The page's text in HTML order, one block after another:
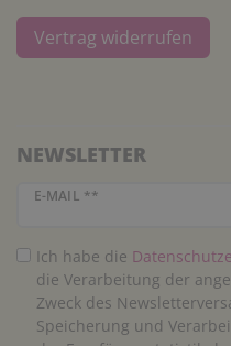
Vertrag widerrufen
NEWSLETTER
E-MAIL **
Newsletter Honig
Ich habe die
die Verarbeitung der
Zweck des
Speicherung und